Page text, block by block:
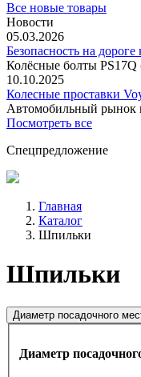
Все новые товары
Новости
05.03.2026
Безопасность на
Колёсные болты PS17Q
10.10.2025
Колесные проставки
Автомобильный
Посмотреть все
Спецпредложение
Главная
Каталог
Шпильки
Шпильки
Диаметр посадочного
Диаметр